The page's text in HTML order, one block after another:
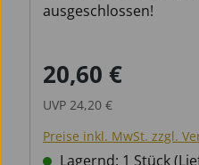
ausgeschlossen!
Verkaufspreis:
20,60 €
UVP 24,20 €
Preise inkl. MwSt. zzgl.
Lagernd: 1 Stück